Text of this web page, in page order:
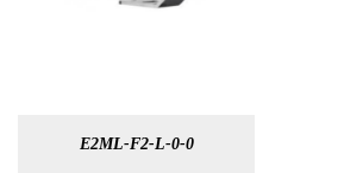
E2ML-F2-L-0-0